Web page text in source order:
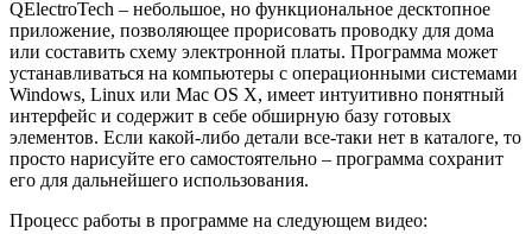
QElectroTech – небольшое, но функциональное десктопное
приложение, позволяющее прорисовать проводку для дома
или составить схему электронной платы. Программа может
устанавливаться на компьютеры с операционными системами
Windows, Linux или Mac OS X, имеет интуитивно понятный
интерфейс и содержит в себе обширную базу готовых
элементов. Если какой-либо детали все-таки нет в каталоге, то
просто нарисуйте его самостоятельно – программа сохранит
его для дальнейшего использования.
Процесс работы в программе на следующем видео: